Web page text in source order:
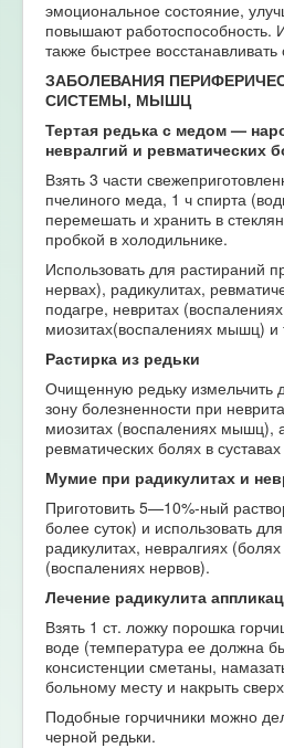
эмоциональное состояние,
повышают работоспособность.
также быстрее
ЗАБОЛЕВАНИЯ
СИСТЕМЫ, МЫШЦ
Тертая редька с медом —
невралгий и ревматических
Взять 3 части
пчелиного меда, 1 ч спирта
перемешать и хранить в
пробкой в холодильнике.
Использовать для растираний
нервах), радикулитах,
подагре, невритах
миозитах(воспалениях мышц) и
Растирка из редьки
Очищенную редьку измельчить
зону болезненности при
миозитах (воспалениях мышц),
ревматических болях в
Мумие при радикулитах и
Приготовить 5—10%-ный
более суток) и использовать
радикулитах, невралгиях
(воспалениях нервов).
Лечение радикулита
Взять 1 ст. ложку порошка
воде (температура ее должна
консистенции сметаны,
больному месту и накрыть
Подобные горчичники можно
черной редьки.